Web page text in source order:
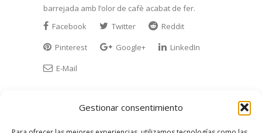
Gestionar consentimiento
barrejada amb l’olor de cafè acabat de fer.
Facebook
Twitter
Reddit
Pinterest
Google+
LinkedIn
E-Mail